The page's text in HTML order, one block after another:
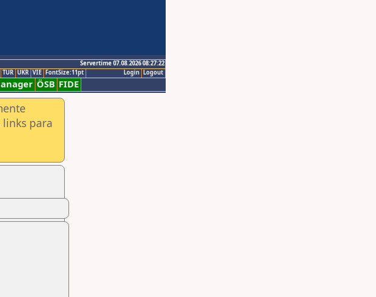
Servertime 07.08.2026 08:27:22
Logout
Login
TUR UKR VIE FontSize:11pt
ÖSB FIDE
links para